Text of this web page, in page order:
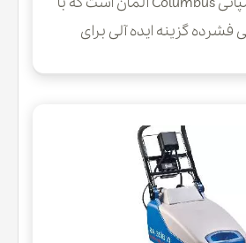
فشرده گزینه ایده آلی برای